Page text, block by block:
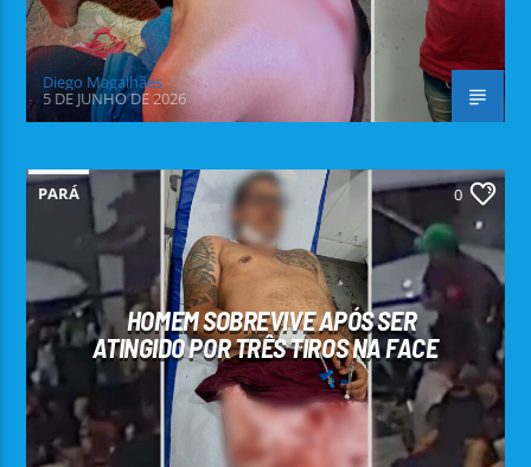
Diego Magalhães
5 DE JUNHO DE 2026
PARÁ 0
HOMEM SOBREVIVE APÓS SER
ATINGIDO POR TRÊS TIROS NA FACE